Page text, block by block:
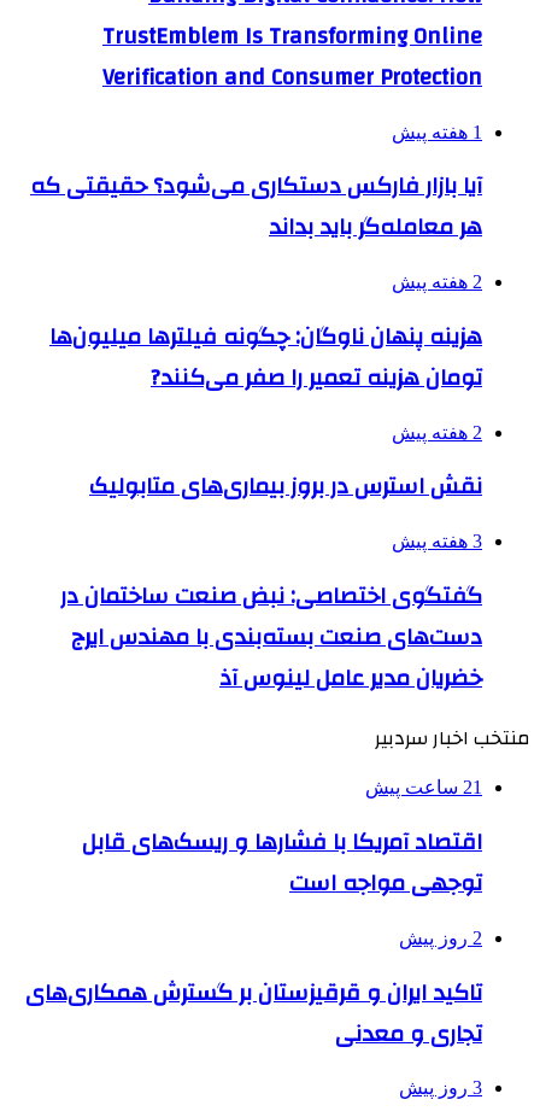
TrustEmblem Is Transforming Online
Verification and Consumer Protection
1 هفته پیش
آیا بازار فارکس دستکاری می‌شود؟ حقیقتی که
هر معامله‌گر باید بداند
2 هفته پیش
هزینه پنهان ناوگان: چگونه فیلترها میلیون‌ها
تومان هزینه تعمیر را صفر می‌کنند?
2 هفته پیش
نقش استرس در بروز بیماری‌های متابولیک
3 هفته پیش
گفتگوی اختصاصی: نبض صنعت ساختمان در
دست‌های صنعت بسته‌بندی با مهندس ایرج
خضریان مدیر عامل لینوس آذ
منتخب اخبار سردبیر
21 ساعت پیش
اقتصاد آمریکا با فشارها و ریسک‌های قابل
توجهی مواجه است
2 روز پیش
تاکید ایران و قرقیزستان بر گسترش همکاری‌های
تجاری و معدنی
3 روز پیش